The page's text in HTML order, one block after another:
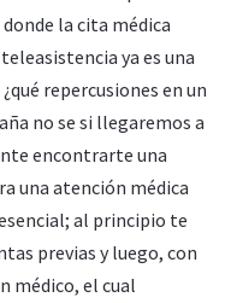
la cita médica
ya es una
repercusiones en un
no se si llegaremos a
encontrarte una
una atención médica
al principio te
previas y luego, con
médico, el cual